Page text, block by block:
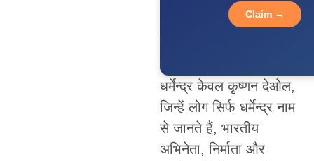
Claim →
धर्मेन्द्र केवल कृष्णन देओल,
जिन्हें लोग सिर्फ धर्मेन्द्र नाम
से जानते हैं, भारतीय
अभिनेता, निर्माता और